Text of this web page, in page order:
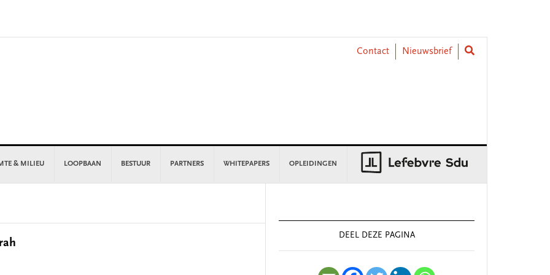
Contact
Nieuwsbrief
& MILIEU LOOPBAAN BESTUUR PARTNERS WHITEPAPERS OPLEIDINGEN
Sidebar
DEEL DEZE PAGINA